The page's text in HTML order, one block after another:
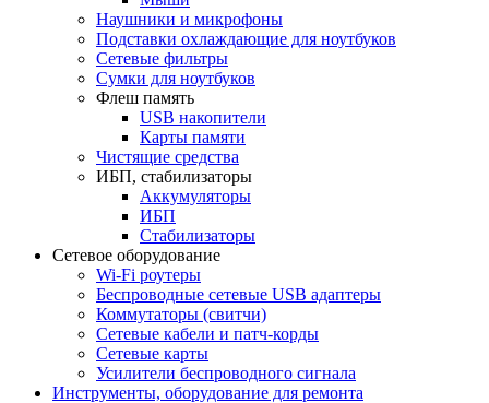
Наушники и микрофоны
Подставки охлаждающие для ноутбуков
Сетевые фильтры
Сумки для ноутбуков
Флеш память
USB накопители
Карты памяти
Чистящие средства
ИБП, стабилизаторы
Аккумуляторы
ИБП
Стабилизаторы
Сетевое оборудование
Wi-Fi роутеры
Беспроводные сетевые USB адаптеры
Коммутаторы (свитчи)
Сетевые кабели и патч-корды
Сетевые карты
Усилители беспроводного сигнала
Инструменты, оборудование для ремонта